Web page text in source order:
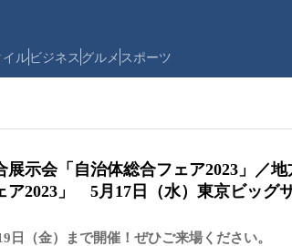
ルビジネス グルメ スポーツ
展示会「自治体総合フェア2023」／
ア2023」 5月17日（水）東京ビッグ
日（金）まで開催！ぜひご来場ください。